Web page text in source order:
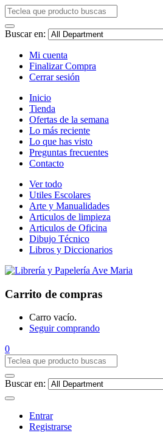
Buscar en:
Mi cuenta
Finalizar Compra
Cerrar sesión
Inicio
Tienda
Ofertas de la semana
Lo más reciente
Lo que has visto
Preguntas frecuentes
Contacto
Ver todo
Utiles Escolares
Arte y Manualidades
Articulos de limpieza
Articulos de Oficina
Dibujo Técnico
Libros y Diccionarios
Carrito de compras
Carro vacío.
Seguir comprando
0
Buscar en:
Entrar
Registrarse